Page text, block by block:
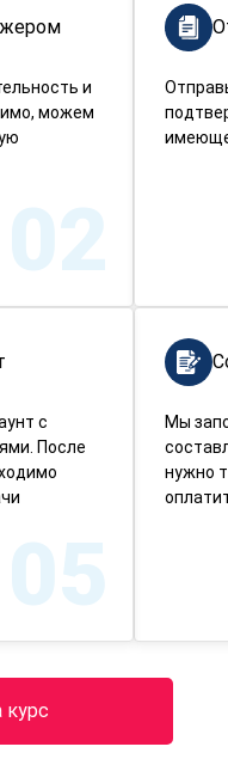
и
можем
02
Мы
нужно
с
После
05
курс